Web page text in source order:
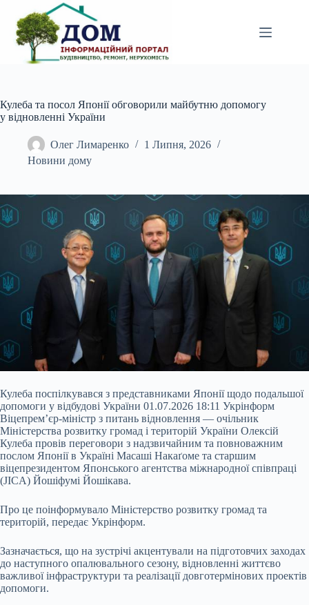
вмісту
Кулеба та посол Японії обговорили майбутню допомогу
у відновленні України
Олег Лимаренко
1 Липня, 2026
Новини дому
Кулеба поспілкувався з представниками Японії щодо подальшої
допомоги у відбудові України 01.07.2026 18:11 Укрінформ
Віцепрем’єр-міністр з питань відновлення — очільник
Міністерства розвитку громад і територій України Олексій
Кулеба провів переговори з надзвичайним та повноважним
послом Японії в Україні Масаші Накаґоме та старшим
віцепрезидентом Японського агентства міжнародної співпраці
(JICA) Йошіфумі Йошікава.
Про це поінформувало Міністерство розвитку громад та
територій, передає Укрінформ.
Зазначається, що на зустрічі акцентували на підготовчих заходах
до наступного опалювального сезону, відновленні життєво
важливої інфраструктури та реалізації довготермінових проектів
допомоги.